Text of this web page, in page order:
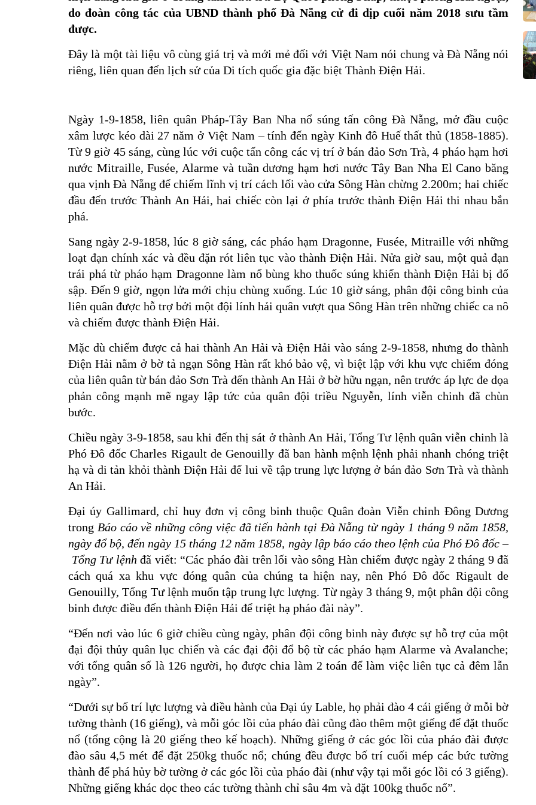
do đoàn công tác của UBND thành phố Đà Nẵng cử đi dịp cuối năm 2018 sưu tầm
được.
Đây là một tài liệu vô cùng giá trị và mới mẻ đối với Việt Nam nói chung và Đà Nẵng nói
riêng, liên quan đến lịch sử của Di tích quốc gia đặc biệt Thành Điện Hải.
Ngày 1-9-1858, liên quân Pháp-Tây Ban Nha nổ súng tấn công Đà Nẵng, mở đầu cuộc
xâm lược kéo dài 27 năm ở Việt Nam – tính đến ngày Kinh đô Huế thất thủ (1858-1885).
Từ 9 giờ 45 sáng, cùng lúc với cuộc tấn công các vị trí ở bán đảo Sơn Trà, 4 pháo hạm hơi
nước Mitraille, Fusée, Alarme và tuần dương hạm hơi nước Tây Ban Nha El Cano băng
qua vịnh Đà Nẵng để chiếm lĩnh vị trí cách lối vào cửa Sông Hàn chừng 2.200m; hai chiếc
đầu đến trước Thành An Hải, hai chiếc còn lại ở phía trước thành Điện Hải thi nhau bắn
phá.
Sang ngày 2-9-1858, lúc 8 giờ sáng, các pháo hạm Dragonne, Fusée, Mitraille với những
loạt đạn chính xác và đều đặn rót liên tục vào thành Điện Hải. Nửa giờ sau, một quả đạn
trái phá từ pháo hạm Dragonne làm nổ bùng kho thuốc súng khiến thành Điện Hải bị đổ
sập. Đến 9 giờ, ngọn lửa mới chịu chùng xuống. Lúc 10 giờ sáng, phân đội công binh của
liên quân được hỗ trợ bởi một đội lính hải quân vượt qua Sông Hàn trên những chiếc ca nô
và chiếm được thành Điện Hải.
Mặc dù chiếm được cả hai thành An Hải và Điện Hải vào sáng 2-9-1858, nhưng do thành
Điện Hải nằm ở bờ tả ngạn Sông Hàn rất khó bảo vệ, vì biệt lập với khu vực chiếm đóng
của liên quân từ bán đảo Sơn Trà đến thành An Hải ở bờ hữu ngạn, nên trước áp lực đe dọa
phản công mạnh mẽ ngay lập tức của quân đội triều Nguyễn, lính viễn chinh đã chùn
bước.
Chiều ngày 3-9-1858, sau khi đến thị sát ở thành An Hải, Tổng Tư lệnh quân viễn chinh là
Phó Đô đốc Charles Rigault de Genouilly đã ban hành mệnh lệnh phải nhanh chóng triệt
hạ và di tản khỏi thành Điện Hải để lui về tập trung lực lượng ở bán đảo Sơn Trà và thành
An Hải.
Đại úy Gallimard, chỉ huy đơn vị công binh thuộc Quân đoàn Viễn chinh Đông Dương
trong Báo cáo về những công việc đã tiến hành tại Đà Nẵng từ ngày 1 tháng 9 năm 1858,
ngày đổ bộ, đến ngày 15 tháng 12 năm 1858, ngày lập báo cáo theo lệnh của Phó Đô đốc–
Tổng Tư lệnh đã viết: “Các pháo đài trên lối vào sông Hàn chiếm được ngày 2 tháng 9 đã
cách quá xa khu vực đóng quân của chúng ta hiện nay, nên Phó Đô đốc Rigault de
Genouilly, Tổng Tư lệnh muốn tập trung lực lượng. Từ ngày 3 tháng 9, một phân đội công
binh được điều đến thành Điện Hải để triệt hạ pháo đài này”.
“Đến nơi vào lúc 6 giờ chiều cùng ngày, phân đội công binh này được sự hỗ trợ của một
đại đội thủy quân lục chiến và các đại đội đổ bộ từ các pháo hạm Alarme và Avalanche;
với tổng quân số là 126 người, họ được chia làm 2 toán để làm việc liên tục cả đêm lẫn
ngày”.
“Dưới sự bố trí lực lượng và điều hành của Đại úy Lable, họ phải đào 4 cái giếng ở mỗi bờ
tường thành (16 giếng), và mỗi góc lồi của pháo đài cũng đào thêm một giếng để đặt thuốc
nổ (tổng cộng là 20 giếng theo kế hoạch). Những giếng ở các góc lồi của pháo đài được
đào sâu 4,5 mét để đặt 250kg thuốc nổ; chúng đều được bố trí cuối mép các bức tường
thành để phá hủy bờ tường ở các góc lồi của pháo đài (như vậy tại mỗi góc lồi có 3 giếng).
Những giếng khác dọc theo các tường thành chỉ sâu 4m và đặt 100kg thuốc nổ”.